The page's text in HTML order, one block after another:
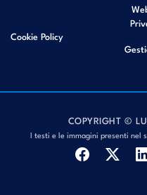
Cookie Policy
COPYRIGHT ©
I testi e le immagini presenti nel